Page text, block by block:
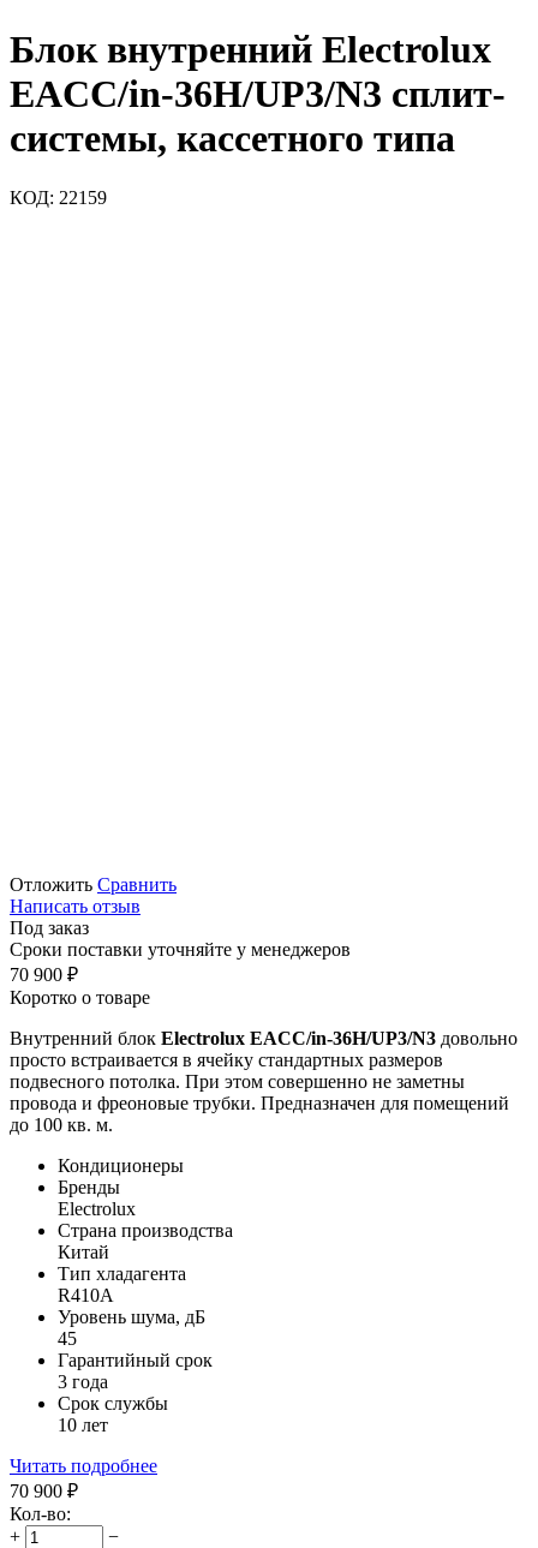
Блок внутренний Electrolux
EACC/in-36H/UP3/N3 сплит-
системы, кассетного типа
КОД: 22159
Отложить Сравнить
Написать отзыв
Под заказ
Сроки поставки уточняйте у менеджеров
70 900 ₽
Коротко о товаре
Внутренний блок Electrolux EACC/in-36H/UP3/N3 довольно
просто встраивается в ячейку стандартных размеров
подвесного потолка. При этом совершенно не заметны
провода и фреоновые трубки. Предназначен для помещений
до 100 кв. м.
Кондиционеры
Бренды
Electrolux
Страна производства
Китай
Тип хладагента
R410A
Уровень шума, дБ
45
Гарантийный срок
3 года
Срок службы
10 лет
Читать подробнее
70 900 ₽
Кол-во:
+
−